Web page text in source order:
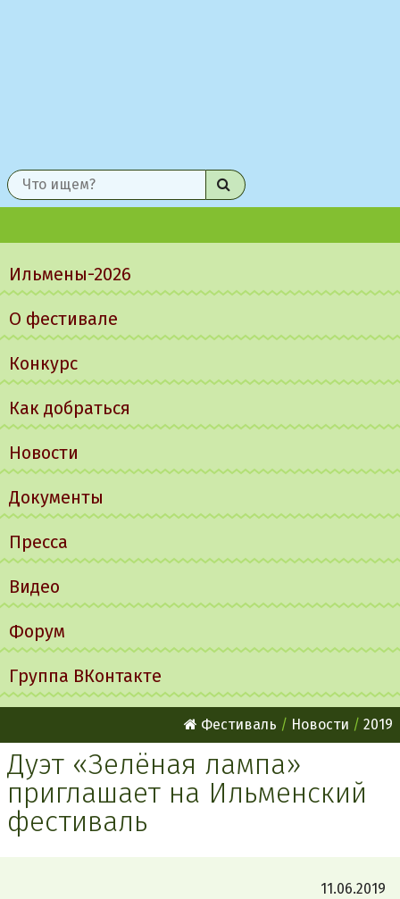
Найти
меню
Ильмены-2026
О фестивале
Конкурс
Как добраться
Новости
Документы
Пресса
Видео
Форум
Группа ВКонтакте
Фестиваль Новости 2019
Дуэт «Зелёная лампа»
приглашает на Ильменский
фестиваль
11.06.2019